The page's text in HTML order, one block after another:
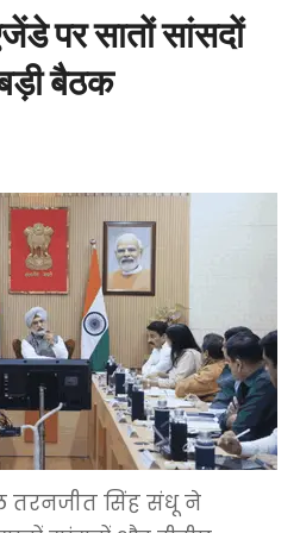
पर सातों सांसदों
बैठक
तरनजीत सिंह संधू ने